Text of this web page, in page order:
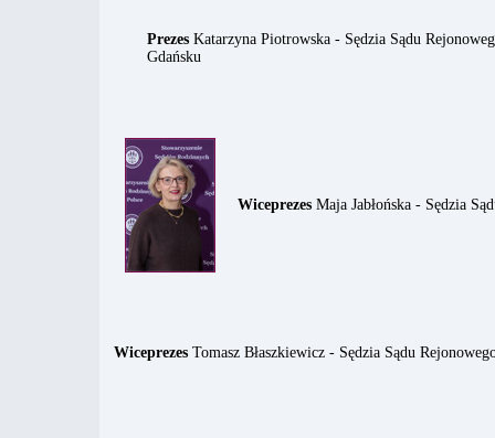
PrezesKatarzyna Piotrowska - Sędzia Sądu
Gdańsku
WiceprezesMaja Jabłońska - Sędzia
WiceprezesTomasz Błaszkiewicz - Sędzia Sądu